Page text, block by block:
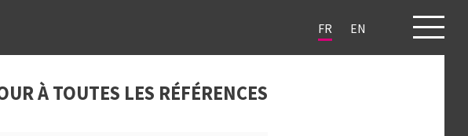
FR EN
À TOUTES LES RÉFÉRENCES